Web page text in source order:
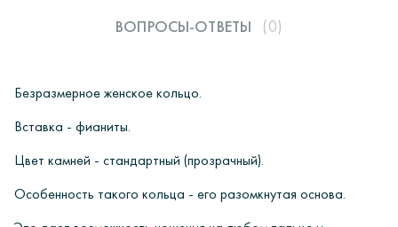
ВОПРОСЫ-ОТВЕТЫ
(0)
Безразмерноеженское кольцо.
Вставка - фианиты.
Цвет камней - стандартный (прозрачный).
Особенность такого кольца - его разомкнутая основа.